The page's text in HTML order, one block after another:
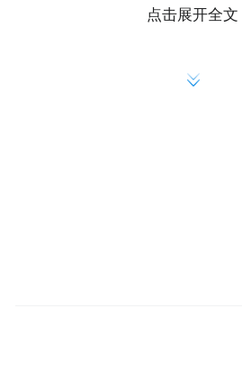
点击展开全文